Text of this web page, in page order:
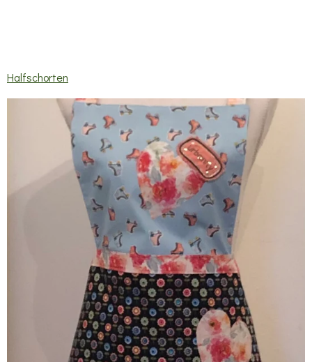
Halfschorten